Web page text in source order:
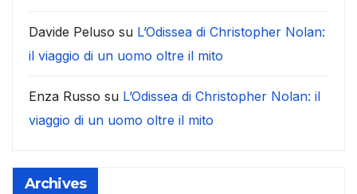
Davide Peluso su L’Odissea di Christopher Nolan:
il viaggio di un uomo oltre il mito
Enza Russo su L’Odissea di Christopher Nolan: il
viaggio di un uomo oltre il mito
Archives